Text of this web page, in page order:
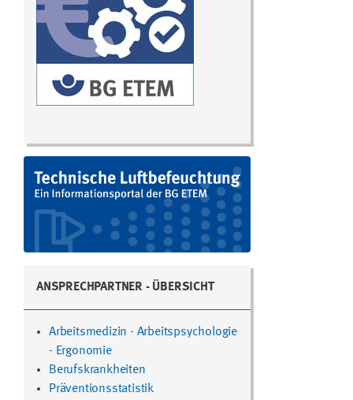
ANSPRECHPARTNER - ÜBERSICHT
Arbeitsmedizin - Arbeitspsychologie
- Ergonomie
Berufskrankheiten
Präventionsstatistik